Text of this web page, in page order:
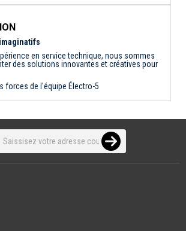
en service technique, nous sommes
des solutions innovantes et créatives pour
forces de l'équipe Électro-5